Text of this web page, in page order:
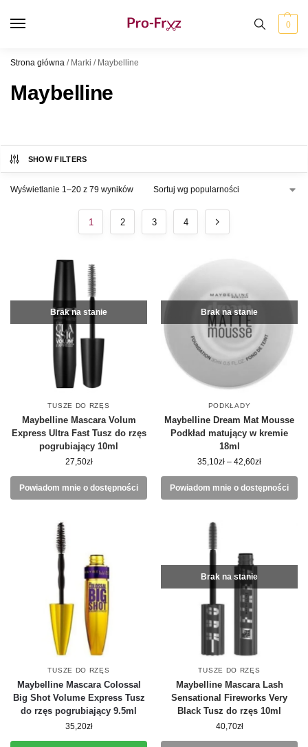
0
Strona główna / Marki / Maybelline
Maybelline
SHOW FILTERS
Wyświetlanie 1–20 z 79 wyników
1 2 3 4
Brak na stanie
TUSZE DO RZĘS
Maybelline Mascara Volum
Express Ultra Fast Tusz do rzęs
pogrubiający 10ml
27,50zł
Powiadom mnie o dostępności
Brak na stanie
PODKŁADY
Maybelline Dream Mat Mousse
Podkład matujący w kremie
18ml
35,10zł – 42,60zł
Powiadom mnie o dostępności
TUSZE DO RZĘS
Maybelline Mascara Colossal
Big Shot Volume Express Tusz
do rzęs pogrubiający 9.5ml
35,20zł
Brak na stanie
TUSZE DO RZĘS
Maybelline Mascara Lash
Sensational Fireworks Very
Black Tusz do rzęs 10ml
40,70zł